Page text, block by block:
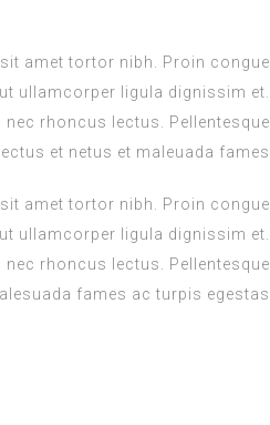
amet tortor nibh. Proin congue
ullamcorper ligula dignissim et.
rhoncus lectus. Pellentesque
et netus et maleuada fames.
amet tortor nibh. Proin congue
ullamcorper ligula dignissim et.
rhoncus lectus. Pellentesque
fames ac turpis egestas.